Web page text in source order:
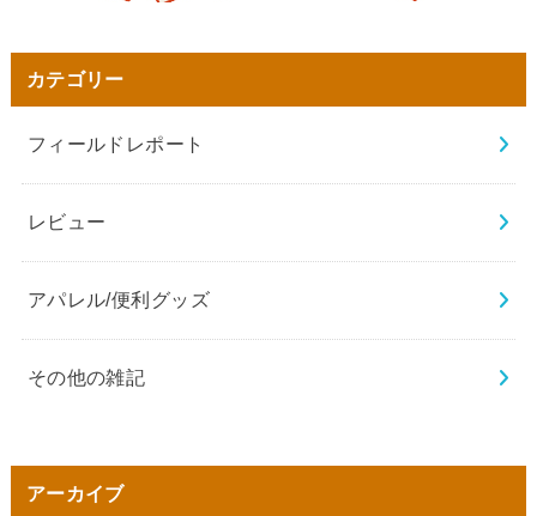
カテゴリー
フィールドレポート
レビュー
アパレル/便利グッズ
その他の雑記
アーカイブ